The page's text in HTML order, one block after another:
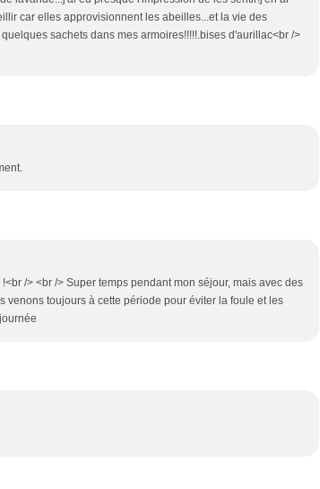
car elles approvisionnent les abeilles...et la vie des
sachets dans mes armoires!!!!!.bises d'aurillac<br />
/> <br /> Super temps pendant mon séjour, mais avec des
venons toujours à cette période pour éviter la foule et les